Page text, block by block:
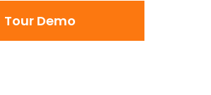
Tour Demo